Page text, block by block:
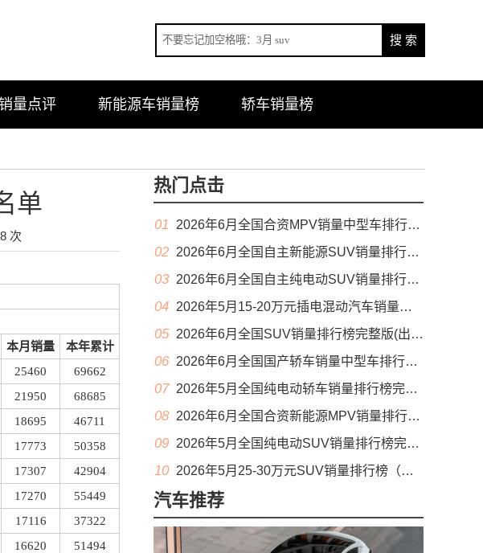
量点评 新能源车销量榜 轿车销量榜
单
次
本月销量
本年累计
25460
69662
21950
68685
18695
46711
17773
50358
17307
42904
17270
55449
17116
37322
16620
51494
热门点击
01 2026年6月全国合资MPV销量中型车排行榜完整版(零售量
02 2026年6月全国自主新能源SUV销量排行榜完整版(零售量
03 2026年6月全国自主纯电动SUV销量排行榜完整版(零售量
04 2026年5月15-20万元插电混动汽车销量排行榜（零售量）
05 2026年6月全国SUV销量排行榜完整版(出口量
06 2026年6月全国国产轿车销量中型车排行榜完整版(零售量
07 2026年5月全国纯电动轿车销量排行榜完整版(批发量
08 2026年6月全国合资新能源MPV销量排行榜完整版(零售量
09 2026年5月全国纯电动SUV销量排行榜完整版(零售量
10 2026年5月25-30万元SUV销量排行榜（零售量）
汽车推荐